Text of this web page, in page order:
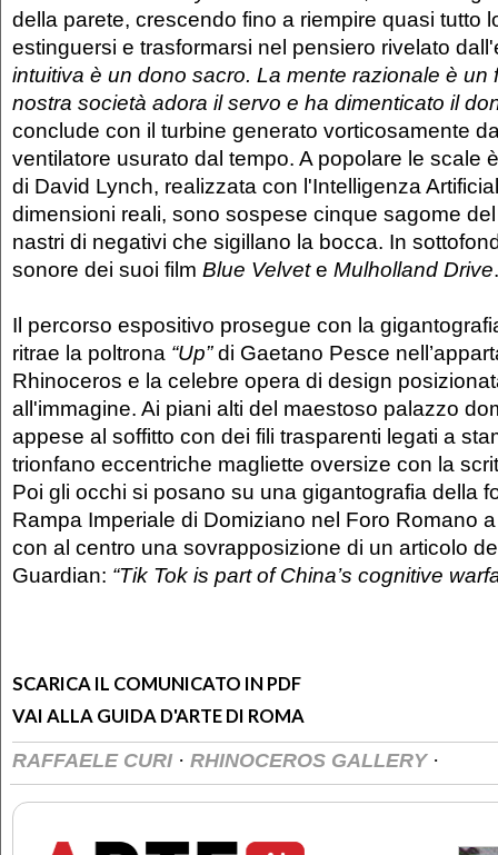
della parete, crescendo fino a riempire quasi tutto
estinguersi e trasformarsi nel pensiero rivelato
intuitiva è un dono sacro. La mente razionale è un
nostra società adora il servo e ha dimenticato il
conclude con il turbine generato vorticosamente
ventilatore usurato dal tempo. A popolare le scale
di David Lynch, realizzata con l'Intelligenza
dimensioni reali, sono sospese cinque sagome
nastri di negativi che sigillano la bocca. In
sonore dei suoi film Blue Velvete Mulholland Drive.
Il percorso espositivo prosegue con la
ritrae la poltrona “Up”di Gaetano Pesce
Rhinoceros e la celebre opera di design
all'immagine. Ai piani alti del maestoso palazzo
appese al soffitto con dei fili trasparenti legati a
trionfano eccentriche magliette oversize con la
Poi gli occhi si posano su una gigantografia della
Rampa Imperiale di Domiziano nel Foro Romano
con al centro una sovrapposizione di un articolo
Guardian: “Tik Tok is part of China’s cognitive
SCARICA IL COMUNICATO IN PDF
VAI ALLA GUIDA D'ARTE DI ROMA
RAFFAELE CURI · RHINOCEROS GALLERY ·